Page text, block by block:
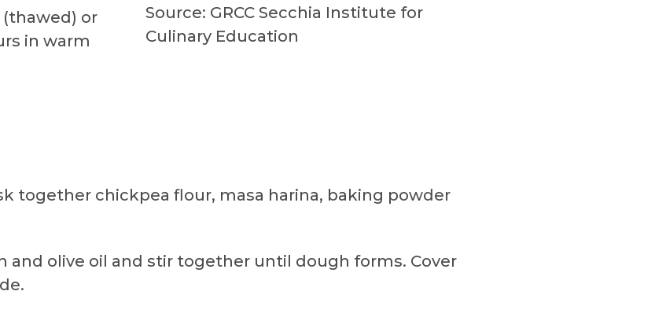
(thawed) or
in warm
Source: GRCC Secchia Institute for
Culinary Education
together chickpea flour, masa harina, baking powder
and olive oil and stir together until dough forms. Cover